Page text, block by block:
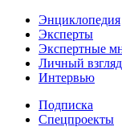
Энциклопедия
Эксперты
Экспертные
Личный взгляд
Интервью
Подписка
Спецпроекты